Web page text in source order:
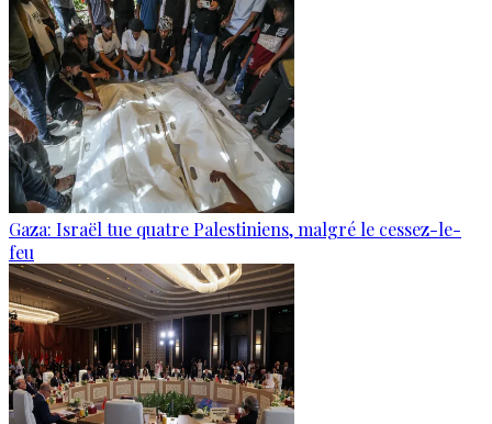
Gaza: Israël tue quatre Palestiniens, malgré le cessez-le-
feu